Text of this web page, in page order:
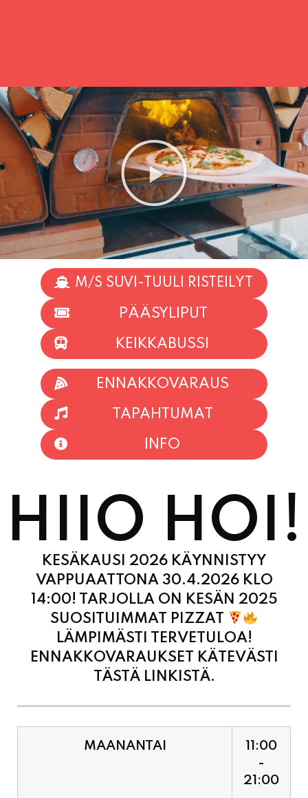
M/S SUVI-TUULI RISTEILYT
PÄÄSYLIPUT
KEIKKABUSSI
ENNAKKOVARAUS
TAPAHTUMAT
INFO
HIIO HOI!
KESÄKAUSI 2026 KÄYNNISTYY
VAPPUAATTONA 30.4.2026 KLO
14:00! TARJOLLA ON KESÄN 2025
SUOSITUIMMAT PIZZAT
LÄMPIMÄSTI TERVETULOA!
ENNAKKOVARAUKSET KÄTEVÄSTI
TÄSTÄ LINKISTÄ.
MAANANTAI
11:00
-
21:00